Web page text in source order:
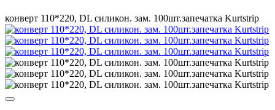
конверт 110*220, DL силикон. зам. 100шт.запечатка Kurtstrip